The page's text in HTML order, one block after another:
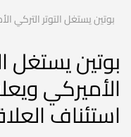
بوتين يستغل التوتر التركي
بوتين يستغل
الأميركي
استئناف